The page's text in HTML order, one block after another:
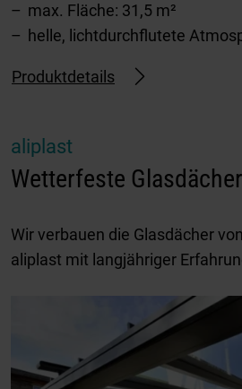
max. Fläche: 31,5 m²
helle, lichtdurchflutete
Produktdetails
aliplast
Wetterfeste Glasdächer
Wir verbauen die Glasdächer
aliplast mit langjähriger